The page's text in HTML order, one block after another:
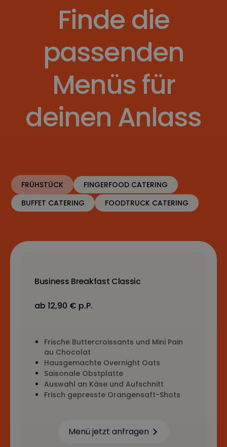
Finde die
passenden
Menüs für
deinen Anlass
FRÜHSTÜCK
FINGERFOOD CATERING
BUFFET CATERING
FOODTRUCK CATERING
Business Breakfast Classic
ab 12,90 € p.P.
Frische Buttercroissants und Mini Pain
au Chocolat
Hausgemachte Overnight Oats
Saisonale Obstplatte
Auswahl an Käse und Aufschnitt
Frisch gepresste Orangensaft-Shots
Menü jetzt anfragen